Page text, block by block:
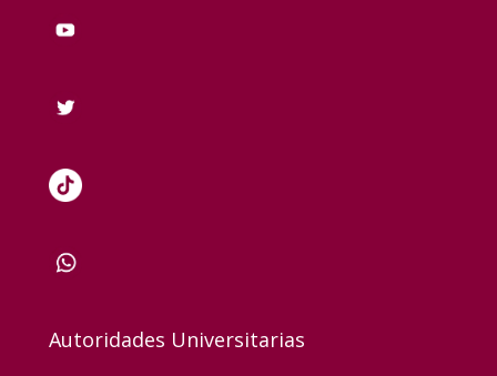
Autoridades Universitarias